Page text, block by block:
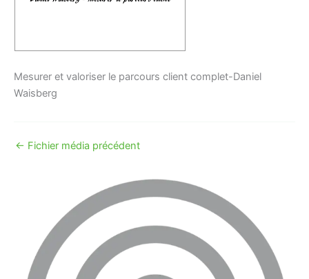
Mesurer et valoriser le parcours client complet-Daniel
Waisberg
← Fichier média précédent